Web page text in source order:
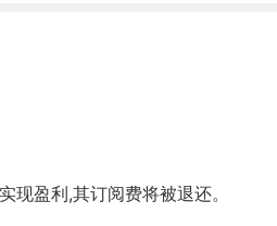
现盈利,其订阅费将被退还。